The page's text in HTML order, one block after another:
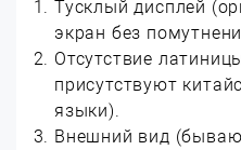
Тусклый дисплей
экран без
Отсутствие
присутствуют
языки).
Внешний вид